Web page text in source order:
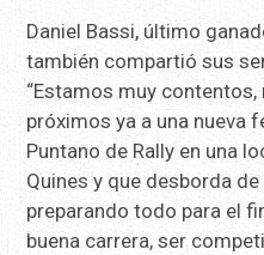
Daniel Bassi, último
también compartió sus
“Estamos muy
próximos ya a una nueva
Puntano de Rally en una
Quines y que desborda
preparando todo para el
buena carrera, ser